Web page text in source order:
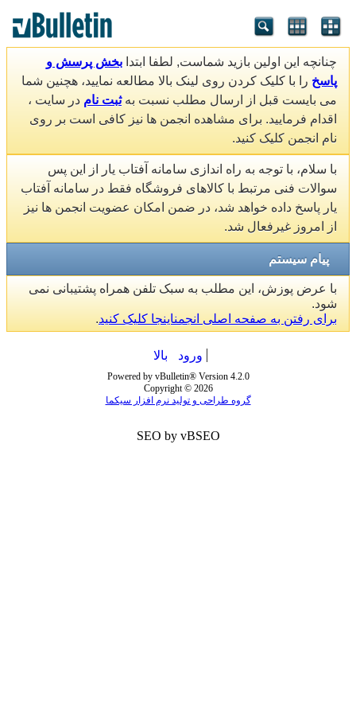
چنانچه این اولین بازید شماست, لطفا ابتدا بخش پرسش و
پاسخ را با کلیک کردن روی لینک بالا مطالعه نمایید، هچنین شما
می بایست قبل از ارسال مطلب نسبت بهثبت نام در سایت ،
اقدام فرمایید. برای مشاهده انجمن ها نیز کافی است بر روی
نام انجمن کلیک کنید.
با سلام، با توجه به راه اندازی سامانه آفتاب یار از این پس
سوالات فنی مرتبط با کالاهای فروشگاه فقط در سامانه آفتاب
یار پاسخ داده خواهد شد، در ضمن امکان عضویت انجمن ها نیز
از امروز غیرفعال شد.
پیام سیستم
با عرض پوزش، این مطلب به سبک تلفن همراه پشتیبانی نمی
شود.
برای رفتن به صفحه اصلی انجمناینجا کلیک کنید.
ورود بالا
Powered by vBulletin® Version 4.2.0
Copyright © 2026
گروه طراحی و تولید نرم افزار سیکما
SEO by vBSEO